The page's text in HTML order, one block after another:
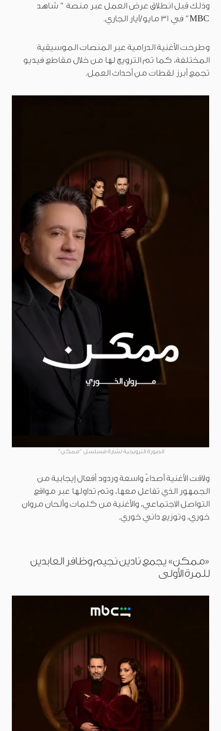
وذلك قبل انطلاق عرض العمل عبر منصة ” شاهد
MBC” في 31 مايو/آيار الجاري.
وطرحت الأغنية الدرامية عبر المنصات الموسيقية
المختلفة، كما تم الترويج لها من خلال مقاطع فيديو
تجمع أبرز لقطات من أحداث العمل.
الصورة الترويجية لشارة مسلسل “ممكن”
ولاقت الأغنية أصداءً واسعة وردود أفعال إيجابية من
الجمهور الذي تفاعل معها، وتم تداولها عبر مواقع
التواصل الاجتماعي، والأغنية من كلمات وألحان مروان
خوري، وتوزيع داني خوري.
«ممكن» يجمع نادين نجيم وظافر العابدين
للمرة الأولى